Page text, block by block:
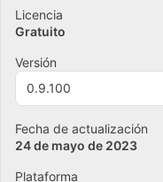
Licencia
Gratuito
Versión
0.9.100
Fecha de actualización
24 de mayo de 2023
Plataforma